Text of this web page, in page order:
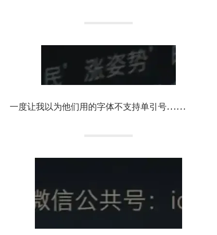
一度让我以为他们用的字体不支持单引号……